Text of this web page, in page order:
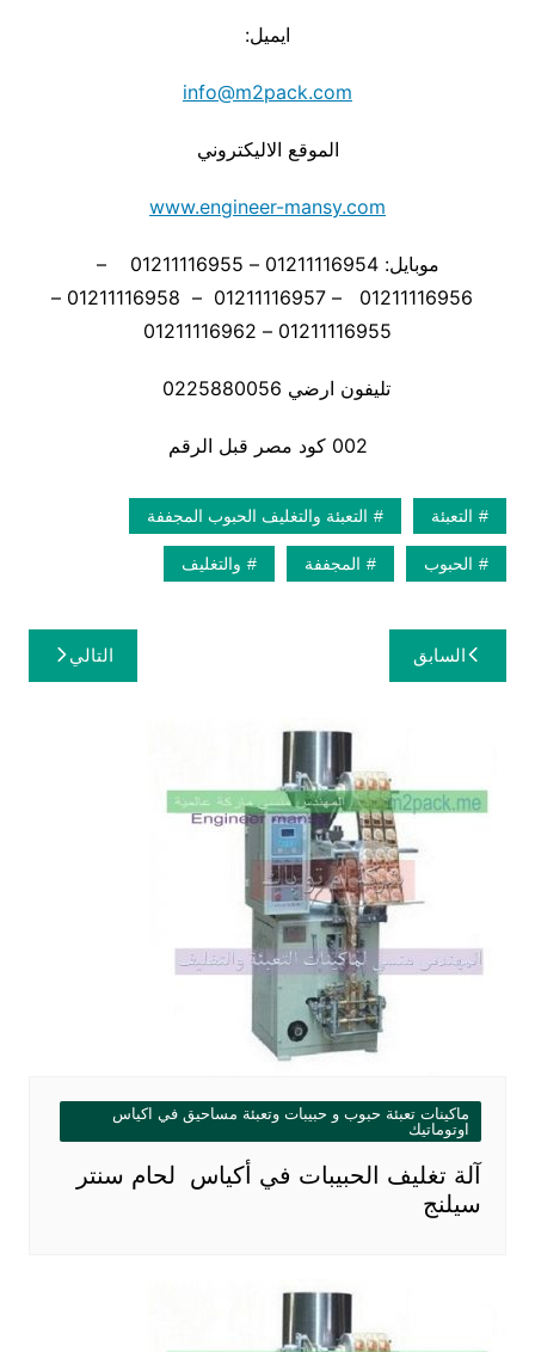
ايميل:
info@m2pack.com
الموقع الاليكتروني
www.engineer-mansy.com
موبايل: 01211116954 – 01211116955 –
01211116956 – 01211116957 – 01211116958 –
01211116955 – 01211116962
تليفون ارضي 0225880056
002 كود مصر قبل الرقم
التعبئة التعبئة والتغليف الحبوب المجففة
الحبوب المجففة والتغليف
تصفّح
المقالات
السابق التالي
ماكينات تعبئة حبوب و حبيبات وتعبئة مساحيق في اكياس
اوتوماتيك
آلة تغليف الحبيبات في أكياس لحام سنتر
سيلنج